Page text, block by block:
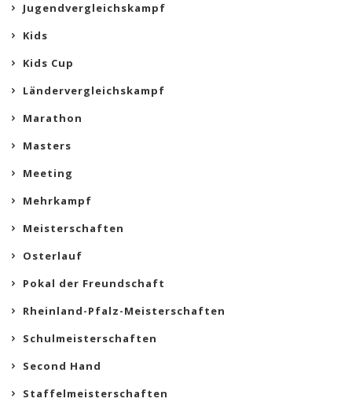
Jugendvergleichskampf
Kids
Kids Cup
Ländervergleichskampf
Marathon
Masters
Meeting
Mehrkampf
Meisterschaften
Osterlauf
Pokal der Freundschaft
Rheinland-Pfalz-Meisterschaften
Schulmeisterschaften
Second Hand
Staffelmeisterschaften